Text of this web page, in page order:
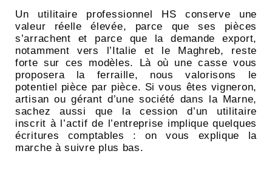
Un utilitaire professionnel HS conserve une
valeur réelle élevée, parce que ses pièces
s’arrachent et parce que la demande export,
notamment vers l’Italie et le Maghreb, reste
forte sur ces modèles. Là où une casse vous
proposera la ferraille, nous valorisons le
potentiel pièce par pièce. Si vous êtes vigneron,
artisan ou gérant d’une société dans la Marne,
sachez aussi que la cession d’un utilitaire
inscrit à l’actif de l’entreprise implique quelques
écritures comptables : on vous explique la
marche à suivre plus bas.